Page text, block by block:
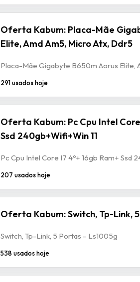
Oferta Kabum: Placa-Mãe
Elite, Amd Am5, Micro Atx, Ddr5
Placa-Mãe Gigabyte B650m Aorus Elite,
291 usados hoje
Oferta Kabum: Pc Cpu Intel Core
Ssd 240gb+Wifi+Win 11
Pc Cpu Intel Core I7 4º+ 16gb Ram+ Ssd
207 usados hoje
Oferta Kabum: Switch, Tp-Link,
Switch, Tp-Link, 5 Portas – Ls1005g
538 usados hoje